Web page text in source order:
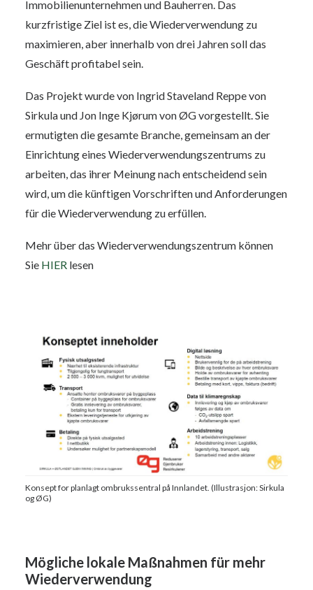
Immobilienunternehmen und Bauherren. Das
kurzfristige Ziel ist es, die Wiederverwendung zu
maximieren, aber innerhalb von drei Jahren soll das
Geschäft profitabel sein.
Das Projekt wurde von Ingrid Staveland Reppe von
Sirkula und Jon Inge Kjørum von ØG vorgestellt. Sie
ermutigten die gesamte Branche, gemeinsam an der
Einrichtung eines Wiederverwendungszentrums zu
arbeiten, das ihrer Meinung nach entscheidend sein
wird, um die künftigen Vorschriften und Anforderungen
für die Wiederverwendung zu erfüllen.
Mehr über das Wiederverwendungszentrum können
Sie HIER lesen
Konsept for planlagt ombrukssentral på Innlandet. (Illustrasjon: Sirkula
og ØG)
Mögliche lokale Maßnahmen für mehr
Wiederverwendung